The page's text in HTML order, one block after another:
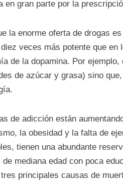
en gran parte por la
la enorme oferta de drogas
veces más potente que en
de la dopamina. Por
de azúcar y grasa) sino
de adicción están
la obesidad y la falta de
tienen una abundante
de mediana edad con poca
principales causas de